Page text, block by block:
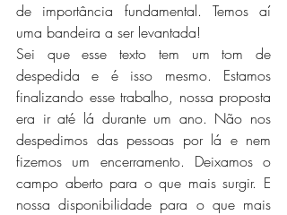
de importância fundamental. Temos aí
uma bandeira a ser levantada!
Sei que esse texto tem um tom de
despedida e é isso mesmo. Estamos
finalizando esse trabalho, nossa proposta
era ir até lá durante um ano. Não nos
despedimos das pessoas por lá e nem
fizemos um encerramento. Deixamos o
campo aberto para o que mais surgir. E
nossa disponibilidade para o que mais